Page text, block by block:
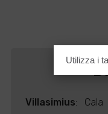
Villasimius:
Utilizza i